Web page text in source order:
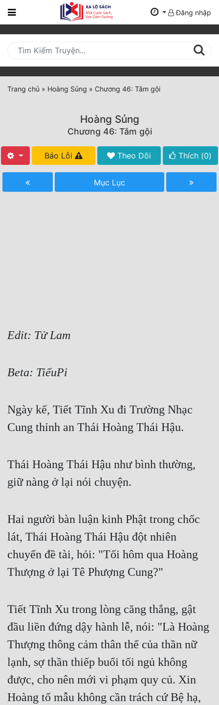
Trang
Mới
Cập
Nhật
(current)
Tất Cả
Truyện ngắn
Cạnh Kỹ
Cổ Tiên Hiệp
Du Hí
Dã Sử
Dị Năng
Gia Đấu
Góc Nhìn Nam
Huyền Nghi
Huyền Ảo
Hài Hước
Hệ Thống
Học Đường
Đăng nhập
Trang chủ » Hoàng Sủng » Chương 46: Tắm gội
Hoàng Sủng
Chương 46: Tắm gội
Báo Lỗi Theo Dõi Thích (0)
Mục Lục
Edit: Tử Lam
Beta: TiểuPi
Ngày kế, Tiết Tĩnh Xu đi Trường Nhạc
Cung thỉnh an Thái Hoàng Thái Hậu.
Thái Hoàng Thái Hậu như bình thường,
giữ nàng ở lại nói chuyện.
Hai người bàn luận kinh Phật trong chốc
lát, Thái Hoàng Thái Hậu đột nhiên
chuyển đề tài, hỏi: "Tối hôm qua Hoàng
Thượng ở lại Tê Phượng Cung?"
Tiết Tĩnh Xu trong lòng căng thẳng, gật
đầu liền đứng dậy hành lễ, nói: "Là Hoàng
Thượng thông cảm thân thể của thần nữ
lạnh, sợ thần thiếp buổi tối ngủ không
được, cho nên mới vi phạm quy củ. Xin
Hoàng tổ mẫu không cần trách cứ Bệ hạ,